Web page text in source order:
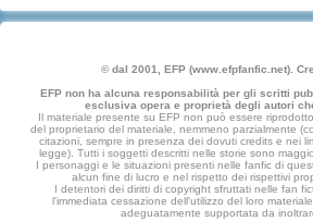
© dal 2001, EFP (www.efpfanfic.net).
EFP non ha alcuna responsabilità per gli scritti
esclusiva opera e proprietà degli autori
Il materiale presente su EFP non può essere
del proprietario del materiale, nemmeno parzialmente
citazioni, sempre in presenza dei dovuti credits e nei
legge). Tutti i soggetti descritti nelle storie sono
I personaggi e le situazioni presenti nelle fanfic di
alcun fine di lucro e nel rispetto dei rispettivi
I detentori dei diritti di copyright sfruttati nelle fan
l'immediata cessazione dell'utilizzo del loro
adeguatamente supportata da